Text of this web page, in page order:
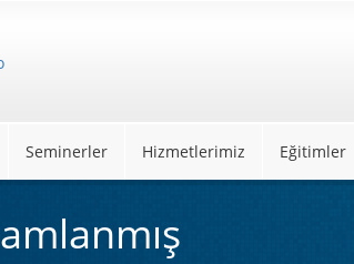
Seminerler Hizmetlerimiz Eğitimler